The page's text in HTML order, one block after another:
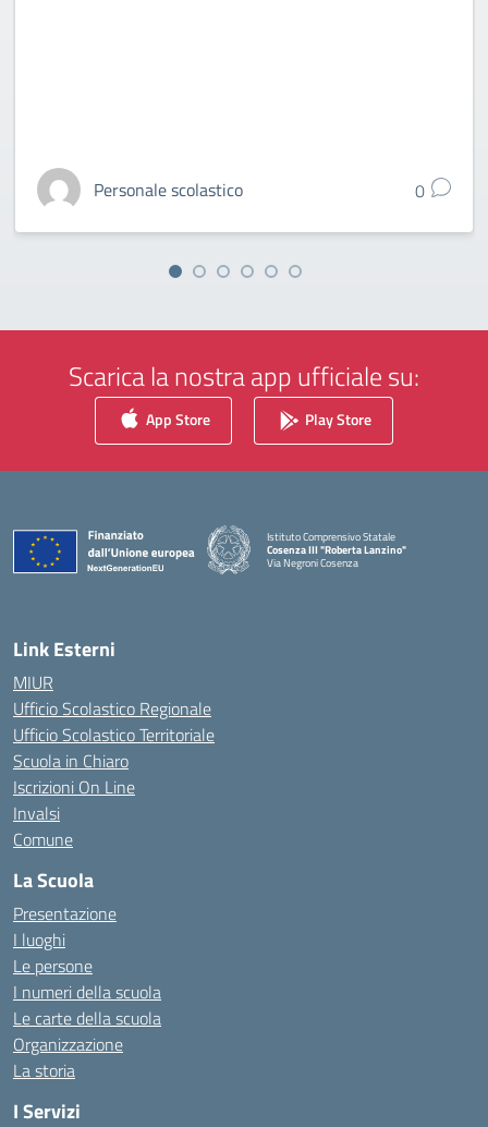
Personale scolastico 0
Scarica la nostra app ufficiale su:
App Store Play Store
Istituto Comprensivo Statale
Cosenza III "Roberta Lanzino"
Via Negroni Cosenza
— Visita la pagina iniziale della scuola
Link Esterni
MIUR
Ufficio Scolastico Regionale
Ufficio Scolastico Territoriale
Scuola in Chiaro
Iscrizioni On Line
Invalsi
Comune
La Scuola
Presentazione
I luoghi
Le persone
I numeri della scuola
Le carte della scuola
Organizzazione
La storia
I Servizi